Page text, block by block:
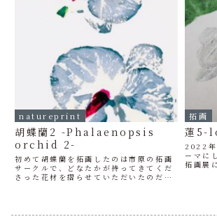
natureprint
胡蝶蘭2 -Phalaenopsis
orchid 2-
初めて胡蝶蘭を拓画したのは市原の拓画
サークルで、どなたかが持ってきてくだ
さった花材を摺らせていただいたのだと
25年くらい前の作品かも...
拓画
蓮5-
2022年
ーマに
拓画展